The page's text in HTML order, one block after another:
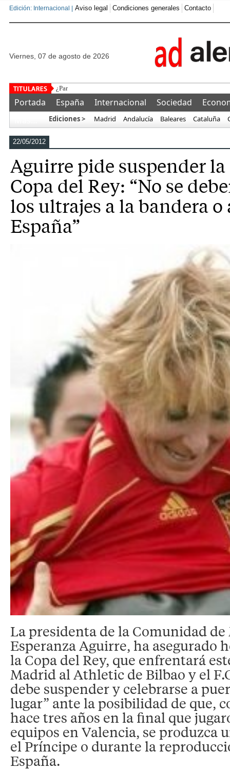
Edición: Internacional | Aviso legal Condiciones generales Contacto
viernes, 07 de agosto de 2026
¿Para qué sirve un Ejército que es incapaz
Portada España Internacional Sociedad
Ediciones > Madrid Andalucía Baleares Cataluña
22/05/2012
Aguirre pide suspender
Copa del Rey: “No se
los ultrajes a la bandera
España”
La presidenta de la Comunidad
Esperanza Aguirre, ha asegurado
la Copa del Rey, que enfrentará
Madrid al Athletic de Bilbao y el
debe suspender y celebrarse a
lugar” ante la posibilidad de que,
hace tres años en la final que
equipos en Valencia, se produzca
el Príncipe o durante la
España.